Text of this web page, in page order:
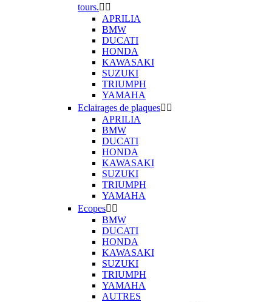
tours. 
APRILIA
BMW
DUCATI
HONDA
KAWASAKI
SUZUKI
TRIUMPH
YAMAHA
Eclairages de plaques 
APRILIA
BMW
DUCATI
HONDA
KAWASAKI
SUZUKI
TRIUMPH
YAMAHA
Ecopes 
BMW
DUCATI
HONDA
KAWASAKI
SUZUKI
TRIUMPH
YAMAHA
AUTRES